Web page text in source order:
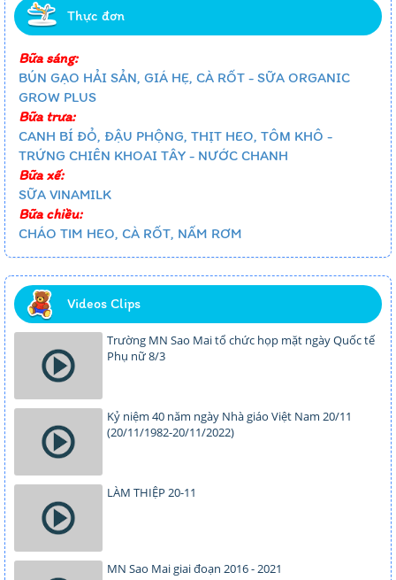
Thực đơn
Bữa sáng:
BÚN GẠO HẢI SẢN, GIÁ HẸ, CÀ RỐT - SỮA ORGANIC
GROW PLUS
Bữa trưa:
CANH BÍ ĐỎ, ĐẬU PHỘNG, THỊT HEO, TÔM KHÔ -
TRỨNG CHIÊN KHOAI TÂY - NƯỚC CHANH
Bữa xế:
SỮA VINAMILK
Bữa chiều:
CHÁO TIM HEO, CÀ RỐT, NẤM RƠM
Videos Clips
Trường MN Sao Mai tổ chức họp mặt ngày Quốc tế
Phụ nữ 8/3
Kỷ niệm 40 năm ngày Nhà giáo Việt Nam 20/11
(20/11/1982-20/11/2022)
LÀM THIỆP 20-11
MN Sao Mai giai đoạn 2016 - 2021